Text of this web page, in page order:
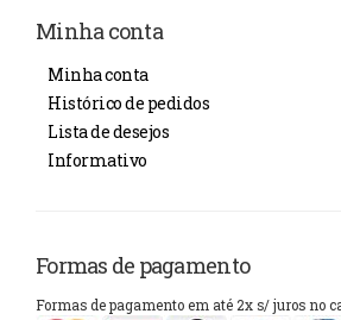
Minha conta
Minha conta
Histórico de pedidos
Lista de desejos
Informativo
Formas de pagamento
Formas de pagamento em até 2x s/ juros no